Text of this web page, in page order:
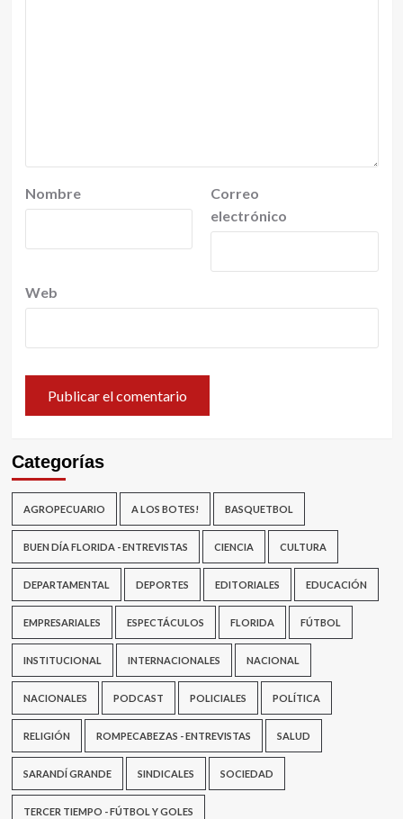
Nombre
Correo
electrónico
Web
Categorías
AGROPECUARIO A LOS BOTES! BASQUETBOL
BUEN DÍA FLORIDA - ENTREVISTAS CIENCIA CULTURA
DEPARTAMENTAL DEPORTES EDITORIALES EDUCACIÓN
EMPRESARIALES ESPECTÁCULOS FLORIDA FÚTBOL
INSTITUCIONAL INTERNACIONALES NACIONAL
NACIONALES PODCAST POLICIALES POLÍTICA
RELIGIÓN ROMPECABEZAS - ENTREVISTAS SALUD
SARANDÍ GRANDE SINDICALES SOCIEDAD
TERCER TIEMPO - FÚTBOL Y GOLES